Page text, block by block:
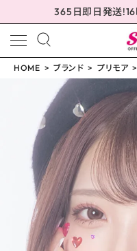
365日即日発送
meeting_room ログイン
HOME ブランド プリモア